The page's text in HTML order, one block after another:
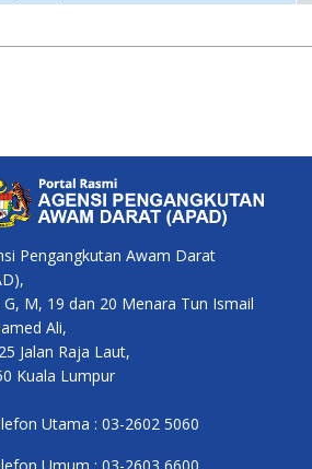
Pengangkutan Awam Darat
G, M, 19 dan 20 Menara Tun Ismail
Ali,
Jalan Raja Laut,
Kuala Lumpur
Utama : 03-2602 5060